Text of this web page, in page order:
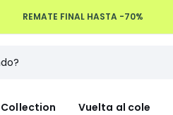
REMATE FINAL HASTA -70%
Collection Vuelta al cole